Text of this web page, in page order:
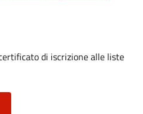
di iscrizione alle liste